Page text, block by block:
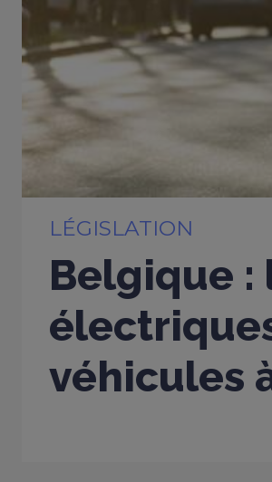
LÉGISLATION
Belgique
véhicules